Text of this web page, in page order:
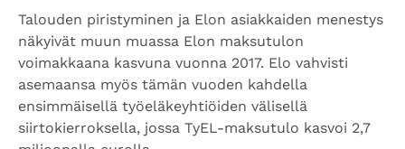
Talouden piristyminen ja Elon asiakkaiden menestys
näkyivät muun muassa Elon maksutulon
voimakkaana kasvuna vuonna 2017. Elo vahvisti
asemaansa myös tämän vuoden kahdella
ensimmäisellä työeläkeyhtiöiden välisellä
siirtokierroksella, jossa TyEL-maksutulo kasvoi 2,7